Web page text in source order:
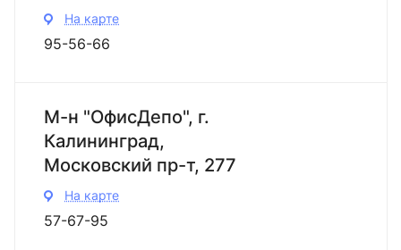
На карте
95-56-66
М-н "ОфисДепо", г.
Калининград,
Московский пр-т, 277
На карте
57-67-95